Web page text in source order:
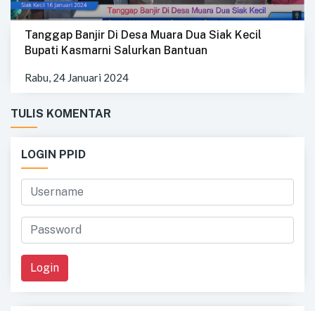
Tanggap Banjir Di Desa Muara Dua Siak Kecil
Bupati Kasmarni Salurkan Bantuan
Rabu, 24 Januari 2024
TULIS KOMENTAR
LOGIN PPID
Login